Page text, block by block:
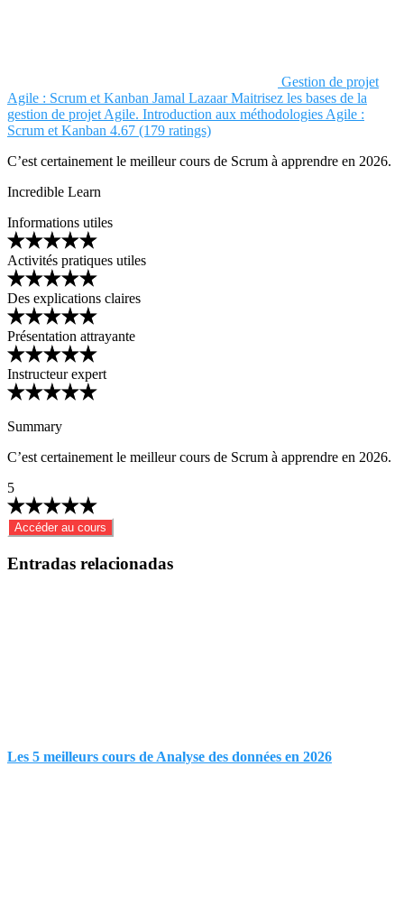
Gestion de projet
Agile : Scrum et Kanban Jamal Lazaar Maitrisez les bases de la
gestion de projet Agile. Introduction aux méthodologies Agile :
Scrum et Kanban 4.67 (179 ratings)
C’est certainement le meilleur cours de Scrum à apprendre en 2026.
Incredible Learn
Informations utiles
Activités pratiques utiles
Des explications claires
Présentation attrayante
Instructeur expert
Summary
C’est certainement le meilleur cours de Scrum à apprendre en 2026.
5
Accéder au cours
Entradas relacionadas
Les 5 meilleurs cours de Analyse des données en 2026